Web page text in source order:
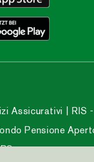
Assicurativi
RIS
Pensione